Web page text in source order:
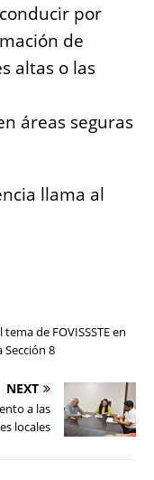
por
de
altas o las
áreas seguras
llama al
de FOVISSSTE en
Sección 8
NEXT
a las
locales